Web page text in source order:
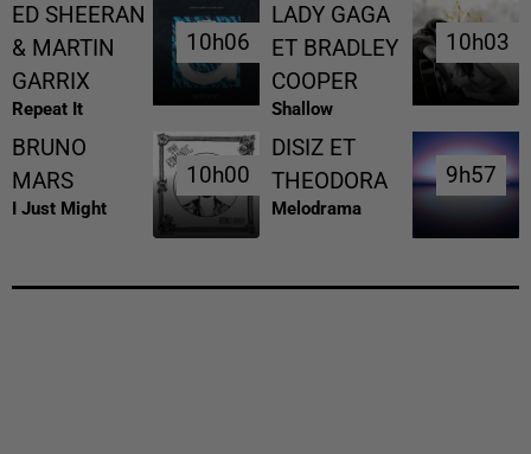
ED SHEERAN
& MARTIN
GARRIX
Repeat It
10h06
10h06
LADY GAGA
ET BRADLEY
COOPER
Shallow
10h03
10h03
BRUNO
MARS
I Just Might
10h00
10h00
DISIZ ET
THEODORA
Melodrama
9h57
9h57